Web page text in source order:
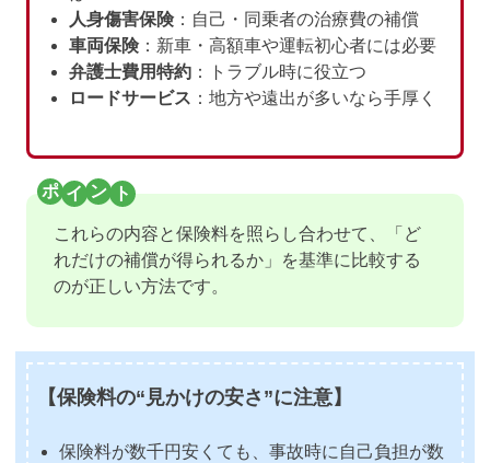
人身傷害保険：自己・同乗者の治療費の補償
車両保険：新車・高額車や運転初心者には必要
弁護士費用特約 ：トラブル時に役立つ
ロードサービス ：地方や遠出が多いなら手厚く
これらの内容と保険料を照らし合わせて、「ど
れだけの補償が得られるか」を基準に比較する
のが正しい方法です。
【保険料の“見かけの安さ”に注意】
保険料が数千円安くても、事故時に自己負担が数